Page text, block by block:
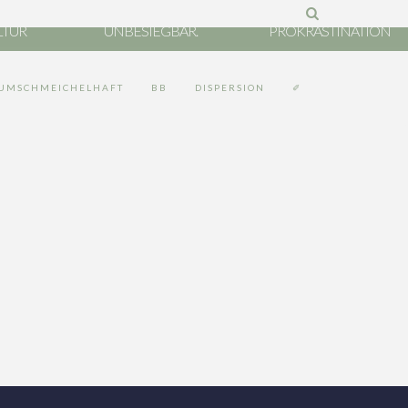
UNBESIEGBAR.
PROKRASTINATION
BB DISPERSION ✐